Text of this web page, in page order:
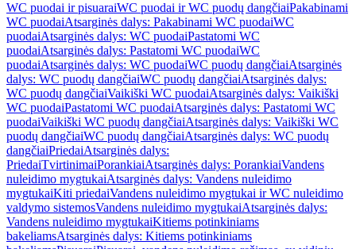
WC puodai ir pisuaraiWC puodai ir WC puodų dangčiaiPakabinami
WC puodaiAtsarginės dalys: Pakabinami WC puodaiWC
puodaiAtsarginės dalys: WC puodaiPastatomi WC
puodaiAtsarginės dalys: Pastatomi WC puodaiWC
puodaiAtsarginės dalys: WC puodaiWC puodų dangčiaiAtsarginės
dalys: WC puodų dangčiaiWC puodų dangčiaiAtsarginės dalys:
WC puodų dangčiaiVaikiški WC puodaiAtsarginės dalys: Vaikiški
WC puodaiPastatomi WC puodaiAtsarginės dalys: Pastatomi WC
puodaiVaikiški WC puodų dangčiaiAtsarginės dalys: Vaikiški WC
puodų dangčiaiWC puodų dangčiaiAtsarginės dalys: WC puodų
dangčiaiPriedaiAtsarginės dalys:
PriedaiTvirtinimaiPorankiaiAtsarginės dalys: PorankiaiVandens
nuleidimo mygtukaiAtsarginės dalys: Vandens nuleidimo
mygtukaiKiti priedaiVandens nuleidimo mygtukai ir WC nuleidimo
valdymo sistemosVandens nuleidimo mygtukaiAtsarginės dalys:
Vandens nuleidimo mygtukaiKitiems potinkiniams
bakeliamsAtsarginės dalys: Kitiems potinkiniams